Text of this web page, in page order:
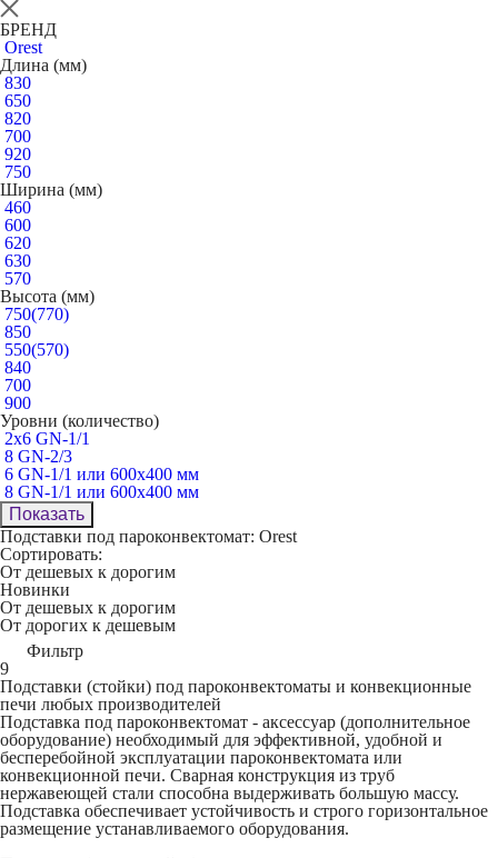
БРЕНД
Orest
Длина (мм)
830
650
820
700
920
750
Ширина (мм)
460
600
620
630
570
Высота (мм)
750(770)
850
550(570)
840
700
900
Уровни (количество)
2х6 GN-1/1
8 GN-2/3
6 GN-1/1 или 600х400 мм
8 GN-1/1 или 600х400 мм
Показать
Подставки под пароконвектомат: Orest
Сортировать:
От дешевых к дорогим
Новинки
От дешевых к дорогим
От дорогих к дешевым
Фильтр
9
Подставки (стойки) под пароконвектоматы и конвекционные
печи любых производителей
Подставка под пароконвектомат - аксессуар (дополнительное
оборудование) необходимый для эффективной, удобной и
бесперебойной эксплуатации пароконвектомата или
конвекционной печи. Сварная конструкция из труб
нержавеющей стали способна выдерживать большую массу.
Подставка обеспечивает устойчивость и строго горизонтальное
размещение устанавливаемого оборудования.